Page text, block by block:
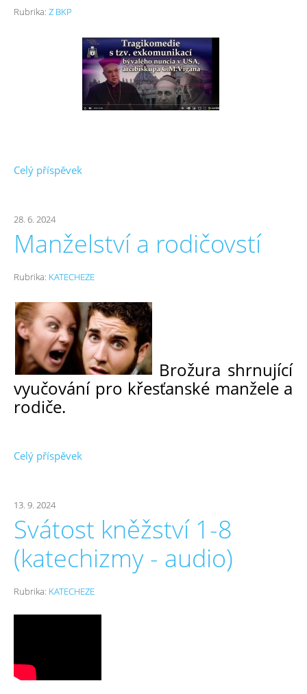
Rubrika: Z BKP
Celý příspěvek
28. 6. 2024
Manželství a rodičovstí
Rubrika: KATECHEZE
Brožura shrnující
vyučování pro křesťanské manžele a
rodiče.
Celý příspěvek
13. 9. 2024
Svátost kněžství 1-8
(katechizmy - audio)
Rubrika: KATECHEZE